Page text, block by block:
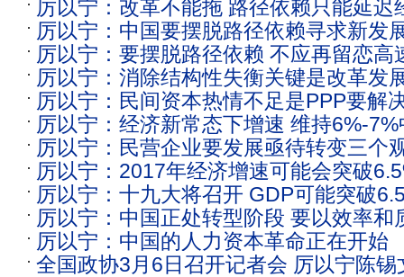
厉以宁：改革不能拖 路径依赖只能延迟
厉以宁：中国要摆脱路径依赖寻求新发
厉以宁：要摆脱路径依赖 不应再留恋高
厉以宁：消除结构性失衡关键是改革发
厉以宁：民间资本热情不足是PPP要解
厉以宁：经济新常态下增速 维持6%-
厉以宁：民营企业要发展亟待转变三个
厉以宁：2017年经济增速可能会突破
厉以宁：十九大将召开 GDP可能突破
厉以宁：中国正处转型阶段 要以效率和
厉以宁：中国的人力资本革命正在开始
全国政协3月6日召开记者会 厉以宁陈锡